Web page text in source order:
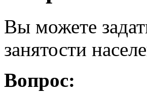
Вы можете
занятости
Вопрос: